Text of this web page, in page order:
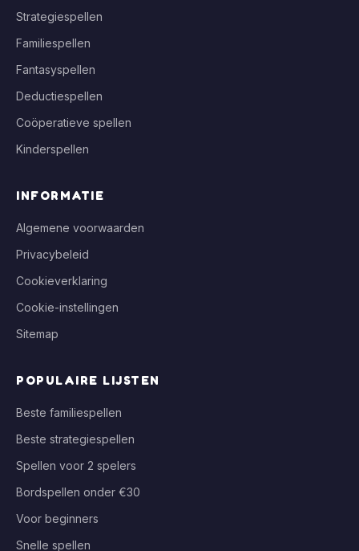
Strategiespellen
Familiespellen
Fantasyspellen
Deductiespellen
Coöperatieve spellen
Kinderspellen
INFORMATIE
Algemene voorwaarden
Privacybeleid
Cookieverklaring
Cookie-instellingen
Sitemap
POPULAIRE LIJSTEN
Beste familiespellen
Beste strategiespellen
Spellen voor 2 spelers
Bordspellen onder €30
Voor beginners
Snelle spellen